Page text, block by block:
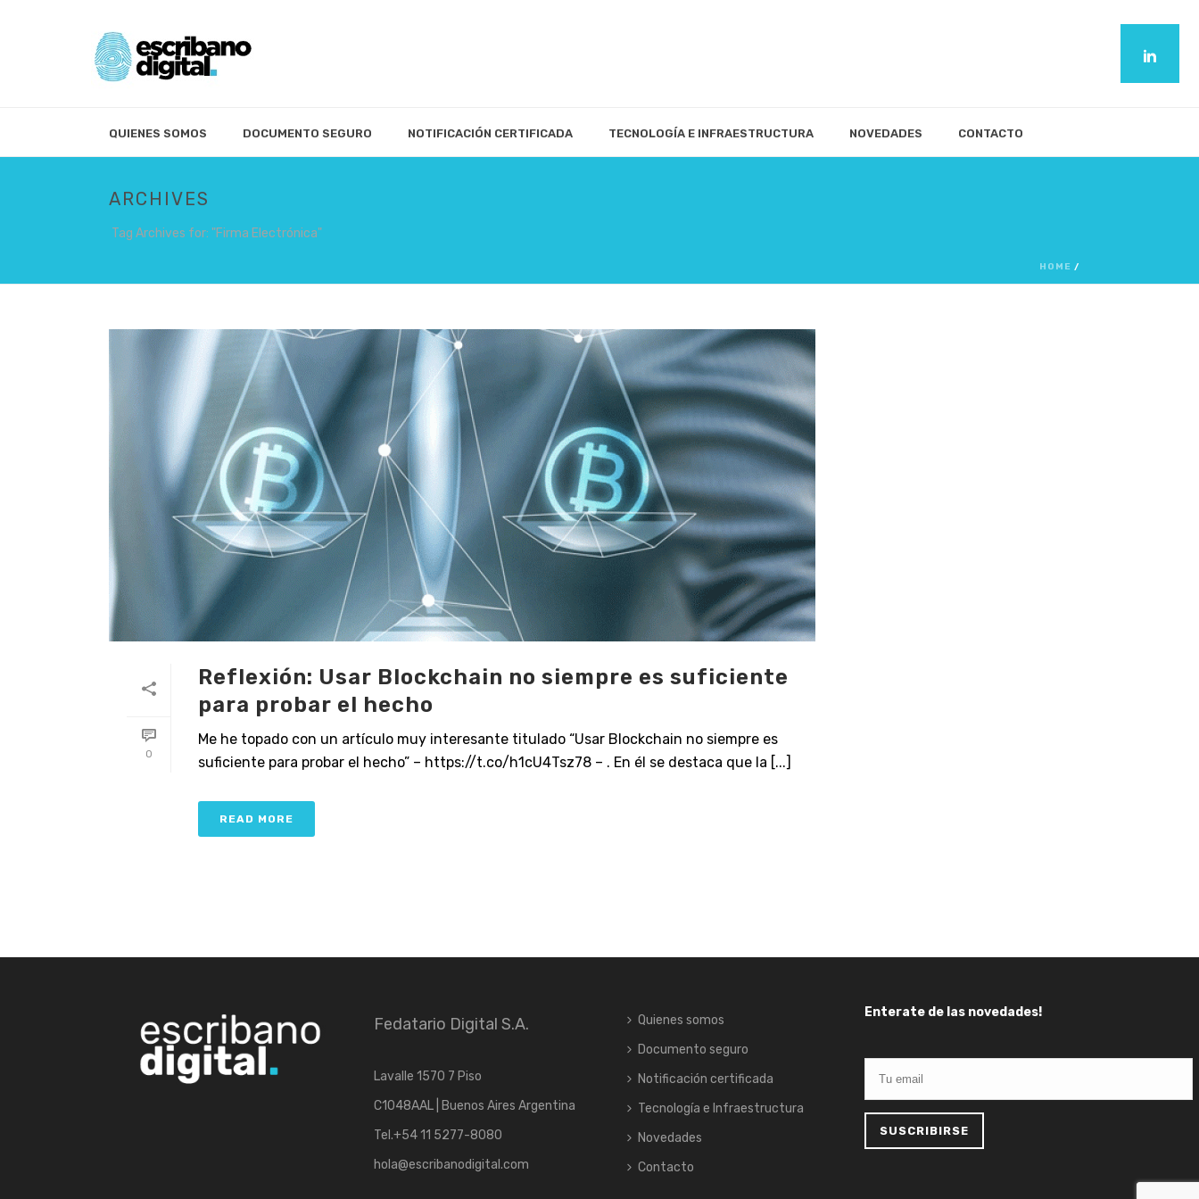
QUIENES SOMOS DOCUMENTO SEGURO NOTIFICACIÓN CERTIFICADA TECNOLOGÍA E INFRAESTRUCTURA NOVEDADES CONTACTO
ARCHIVES
Tag Archives for: "Firma Electrónica"
HOME /
0
Reflexión: Usar Blockchain no siempre es suficiente
para probar el hecho
Me he topado con un artículo muy interesante titulado “Usar Blockchain no siempre es
suficiente para probar el hecho” – https://t.co/h1cU4Tsz78 – . En él se destaca que la [...]
READ MORE
Fedatario Digital S.A.
Lavalle 1570 7 Piso
C1048AAL | Buenos Aires Argentina
Tel.+54 11 5277-8080
hola@escribanodigital.com
Quienes somos
Documento seguro
Notificación certificada
Tecnología e Infraestructura
Novedades
Contacto
Enterate de las novedades!